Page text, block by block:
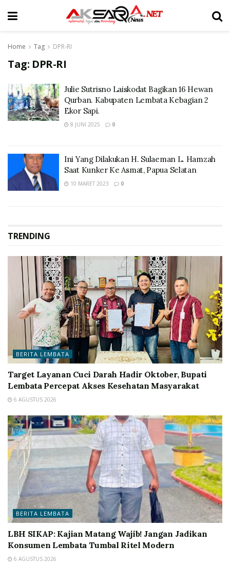
Home Tag DPR-RI
Tag: DPR-RI
Julie Sutrisno Laiskodat Bagikan 16 Hewan
Qurban. Kabupaten Lembata Kebagian 2
Ekor Sapi.
8 JUNI 2025 0
Ini Yang Dilakukan H. Sulaeman L. Hamzah
Saat Kunker Ke Asmat, Papua Selatan
10 MARET 2023 0
TRENDING
BERITA LEMBATA
Target Layanan Cuci Darah Hadir Oktober, Bupati
Lembata Percepat Akses Kesehatan Masyarakat
6 AGUSTUS 2026
BERITA LEMBATA
LBH SIKAP: Kajian Matang Wajib! Jangan Jadikan
Konsumen Lembata Tumbal Ritel Modern
6 AGUSTUS 2026